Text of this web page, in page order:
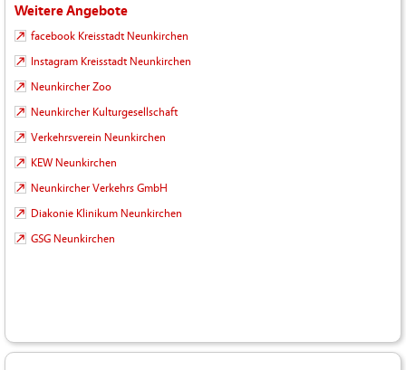
Weitere Angebote
facebook Kreisstadt Neunkirchen
Instagram Kreisstadt Neunkirchen
Neunkircher Zoo
Neunkircher Kulturgesellschaft
Verkehrsverein Neunkirchen
KEW Neunkirchen
Neunkircher Verkehrs GmbH
Diakonie Klinikum Neunkirchen
GSG Neunkirchen